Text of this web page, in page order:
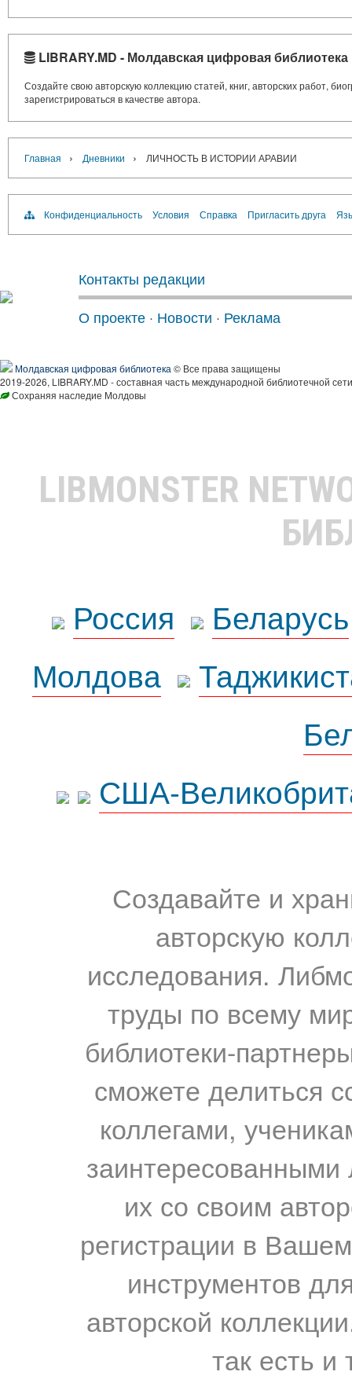
LIBRARY.MD - Молдавская цифровая библиотека
Создайте свою авторскую коллекцию статей, книг, авторских работ,
зарегистрироваться в качестве автора.
Главная › Дневники › ЛИЧНОСТЬ В ИСТОРИИ АРАВИИ
Конфиденциальность Условия Справка Пригласить друга
Контакты редакции
О проекте · Новости · Реклама
Молдавская цифровая библиотека © Все права защищены
2019-2026, LIBRARY.MD - составная часть международной библиотечной
Сохраняя наследие Молдовы
LIBMONSTER
Россия
Беларусь
Молдова
США-
Создавайте и
авторскую
исследования.
труды по всему
библиотеки-
сможете делиться
коллегами,
их со своим
регистрации в
инструментов
авторской
так есть и